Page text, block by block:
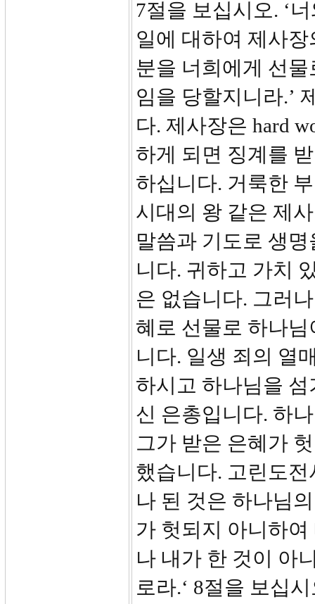
7절을 보십시오. ‘
일에 대하여 제사
분을 너희에게 선
임을 당할지니라.’
다. 제사장은 hard
하게 되면 징계를
하십니다. 거룩한
시대의 왕 같은 제
말씀과 기도로 생
니다. 귀하고 가치
은 없습니다. 그러
혜로 선물로 하나
니다. 일생 죄의 열
하시고 하나님을
신 은총입니다. 하
그가 받은 은혜가
했습니다. 고린도전
나 된 것은 하나님
가 헛되지 아니하
나 내가 한 것이 아
로라.‘ 8절을 보십